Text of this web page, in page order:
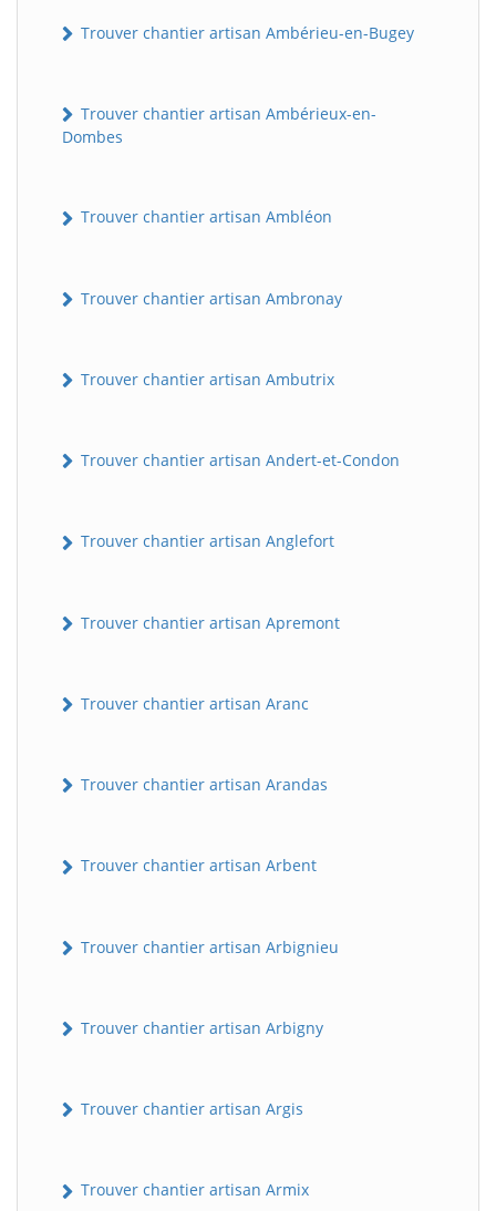
Trouver chantier artisan Ambérieu-en-Bugey
Trouver chantier artisan Ambérieux-en-
Dombes
Trouver chantier artisan Ambléon
Trouver chantier artisan Ambronay
Trouver chantier artisan Ambutrix
Trouver chantier artisan Andert-et-Condon
Trouver chantier artisan Anglefort
Trouver chantier artisan Apremont
Trouver chantier artisan Aranc
Trouver chantier artisan Arandas
Trouver chantier artisan Arbent
Trouver chantier artisan Arbignieu
Trouver chantier artisan Arbigny
Trouver chantier artisan Argis
Trouver chantier artisan Armix